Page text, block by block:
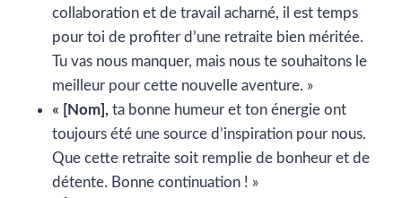
collaboration et de travail acharné, il est temps
pour toi de profiter d’une retraite bien méritée.
Tu vas nous manquer, mais nous te souhaitons le
meilleur pour cette nouvelle aventure. »
« [Nom], ta bonne humeur et ton énergie ont
toujours été une source d’inspiration pour nous.
Que cette retraite soit remplie de bonheur et de
détente. Bonne continuation ! »